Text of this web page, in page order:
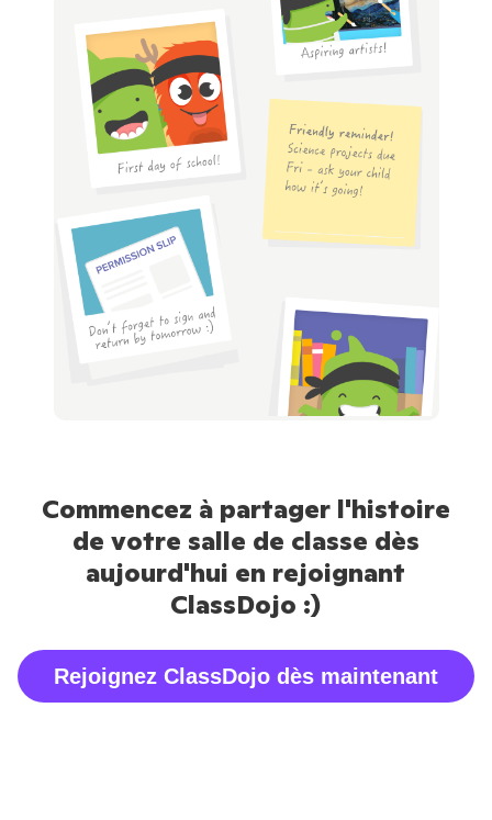
Commencez à partager l'histoire
de votre salle de classe dès
aujourd'hui en rejoignant
ClassDojo :)
Rejoignez ClassDojo dès maintenant